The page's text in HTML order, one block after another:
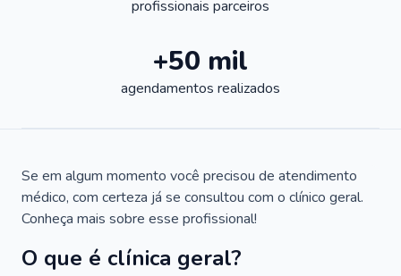
profissionais parceiros
+50 mil
agendamentos realizados
Se em algum momento você precisou de atendimento
médico, com certeza já se consultou com o clínico geral.
Conheça mais sobre esse profissional!
O que é clínica geral?